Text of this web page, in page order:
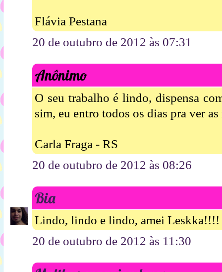
Flávia Pestana
20 de outubro de 2012 às 07:31
Anônimo
O seu trabalho é lindo, dispensa
sim, eu entro todos os dias pra ver
Carla Fraga - RS
20 de outubro de 2012 às 08:26
Bia
Lindo, lindo e lindo, amei Leskka!!!!
20 de outubro de 2012 às 11:30